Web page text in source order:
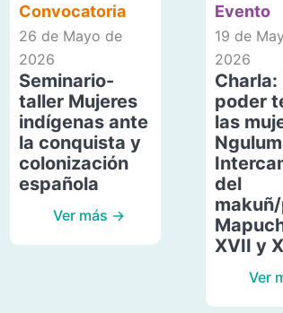
Convocatoria
26 de Mayo de
2026
Seminario-
taller Mujeres
indígenas ante
la conquista y
colonización
española
Ver más →
Evento
19 de
2026
Charla:
poder
las
del
XVII y
Ver